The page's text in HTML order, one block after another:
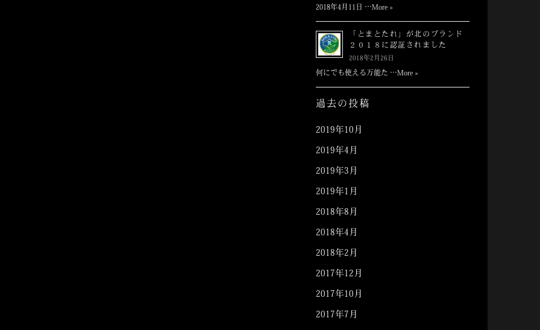
2018年4月11日 …More »
「とまとたれ」が北のブランド
２０１８に認証されました
2018年2月26日
何にでも使える万能た …More »
過去の投稿
2019年10月
2019年4月
2019年3月
2019年1月
2018年8月
2018年4月
2018年2月
2017年12月
2017年10月
2017年7月